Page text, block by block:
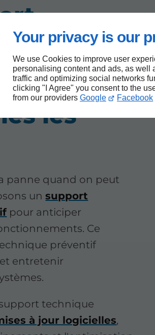
Your privacy is our
We use Cookies to improve user
personalising content and ads, as well
traffic and optimizing social networks
clicking "I Agree" you consent to the
from our providers Google Facebook
pour
à
les
panne quand on peut
unsupport
pour anticiper
Ce
préventif
entretenir
technique
à jour logicielles,